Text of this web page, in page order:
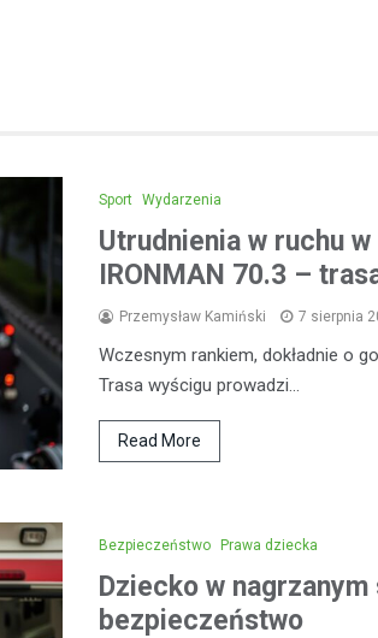
Sport Wydarzenia
Utrudnienia w ruchu
IRONMAN 70.3 –
Przemysław Kamiński 7 sierpnia
Wczesnym rankiem, dokładnie o
Trasa wyścigu prowadzi…
Read More
Bezpieczeństwo Prawa dziecka
Dziecko w
bezpieczeństwo